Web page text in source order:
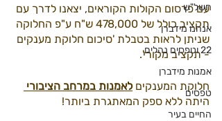
חשל"ש
אנחנו מידברן
22 וטפסים נהלים
אמנות מידברן
טפסים
החיים בעיר
עם פרסום הקולות הקוראים, יצאנו לדרך עם
תקציב כולל של 478,000 ש"ח ע"פ החלוקה
שניתן לראות בטבלת 'סיכום חלוקת מענקים
- תקציב מקורי'.
חלוקת המענקים לאמנות במרחב הציבורי
היתה ללא ספק המאתגרת ביותר!